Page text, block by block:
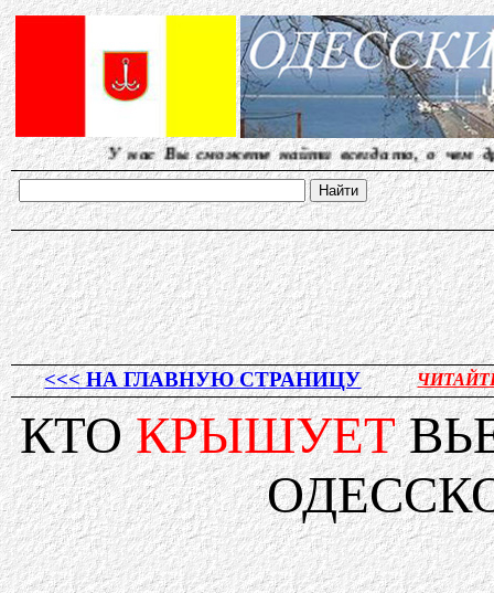
нас Вы сможете найти всегда то, о чем другие
<<< НА ГЛАВНУЮ СТРАНИЦУ
КТОКРЫШУЕТ